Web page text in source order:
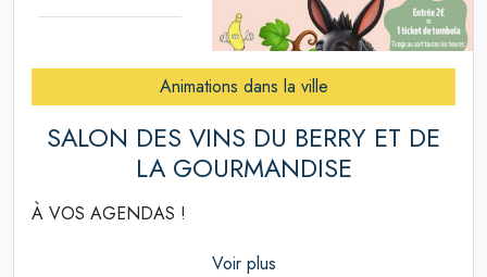
Animations dans la ville
SALON DES VINS DU BERRY ET DE
LA GOURMANDISE
À VOS AGENDAS !
Voir plus